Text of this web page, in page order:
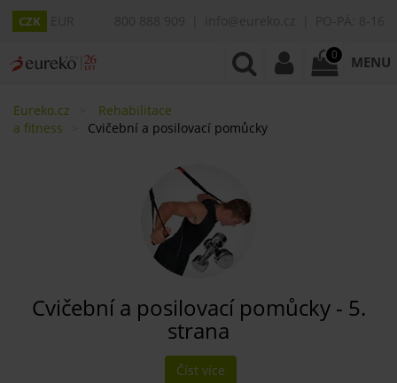
CZK
0 MENU
Eureko.cz
Rehabilitace
a fitness
Cvičební a posilovací pomůcky
Cvičební a posilovací pomůcky - 5.
strana
Číst více